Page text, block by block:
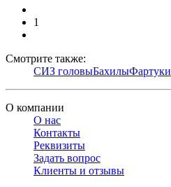
1
Смотрите также:
СИЗ головыБахилыФартуки
О компании
О нас
Контакты
Реквизиты
Задать вопрос
Клиенты и отзывы